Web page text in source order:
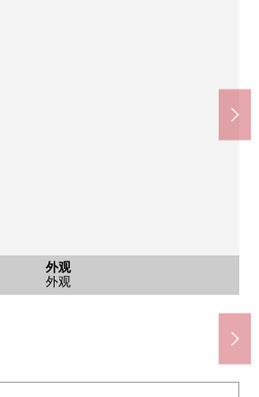
外观
外观
含有前面道路的外观
前面道路
外观
外观
外观
外观
外观
外观
含有前面道路的外观
前面道路
含有前面道路的外观
前面道路